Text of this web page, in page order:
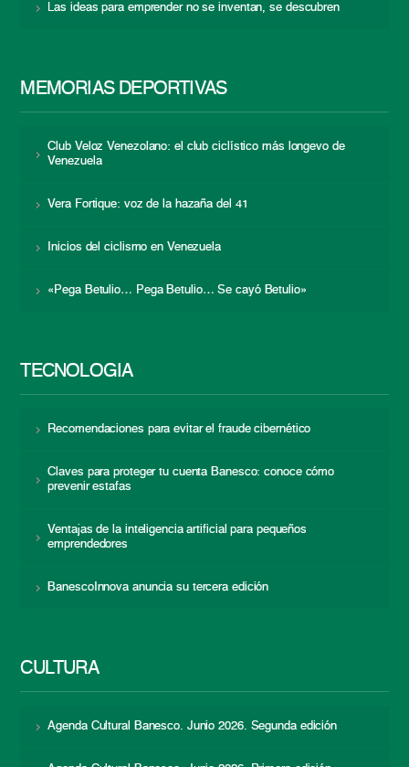
Las ideas para emprender no se inventan, se descubren
MEMORIAS DEPORTIVAS
Club Veloz Venezolano: el club ciclístico más longevo de
Venezuela
Vera Fortique: voz de la hazaña del 41
Inicios del ciclismo en Venezuela
«Pega Betulio… Pega Betulio… Se cayó Betulio»
TECNOLOGÍA
Recomendaciones para evitar el fraude cibernético
Claves para proteger tu cuenta Banesco: conoce cómo
prevenir estafas
Ventajas de la inteligencia artificial para pequeños
emprendedores
BanescoInnova anuncia su tercera edición
CULTURA
Agenda Cultural Banesco. Junio 2026. Segunda edición